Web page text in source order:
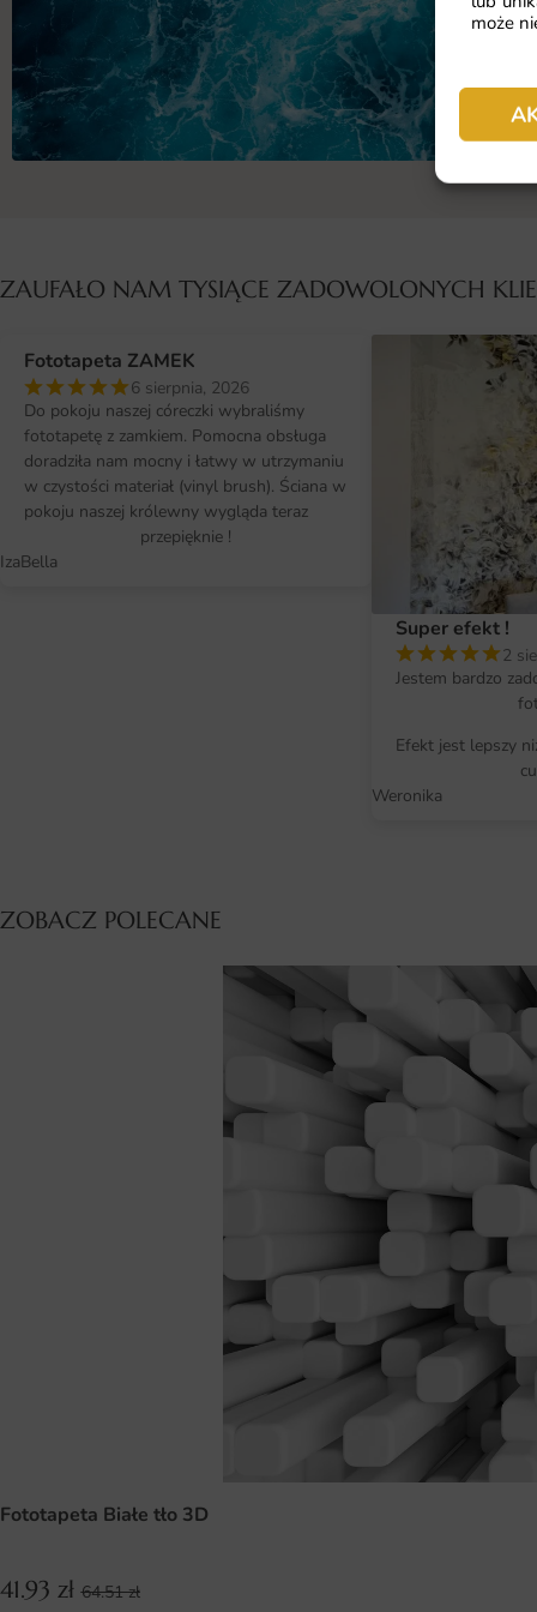
może
ZAUFAŁO NAM TYSIĄCE ZADOWOLONYCH
Fototapeta ZAMEK
6 sierpnia, 2026
Do pokoju naszej córeczki wybraliśmy
fototapetę z zamkiem. Pomocna obsługa
doradziła nam mocny i łatwy w utrzymaniu
w czystości materiał (vinyl brush). Ściana w
pokoju naszej królewny wygląda teraz
przepięknie !
IzaBella
Super efekt !
2
Jestem bardzo
Efekt jest lepszy
Weronika
ZOBACZ POLECANE
Fototapeta Białe tło 3D
41.93 zł 64.51zł